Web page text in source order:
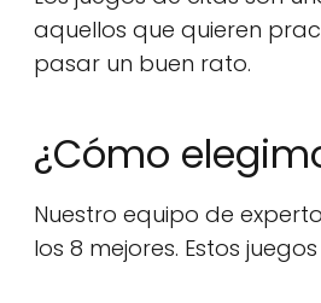
aquellos que quieren
pasar un buen rato.
¿Cómo
Nuestro equipo de
los 8 mejores. Estos